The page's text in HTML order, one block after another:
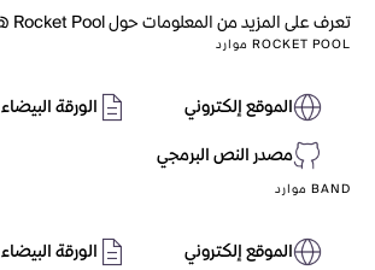
تعرف على المزيد من المعلومات حول Rocket Pool هنا.
ROCKET POOL موارد
الموقع إلكتروني
الورقة البيضاء
مصدر النص البرمجي
BAND موارد
الموقع إلكتروني
الورقة البيضاء